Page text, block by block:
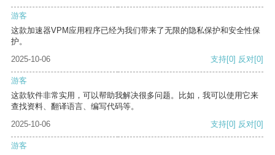
游客
这款加速器VPM应用程序已经为我们带来了无限的隐私保护和安全性保
护。
2025-10-06
支持[0] 反对[0]
游客
这款软件非常实用，可以帮助我解决很多问题。比如，我可以使用它来
查找资料、翻译语言、编写代码等。
2025-10-06
支持[0] 反对[0]
游客